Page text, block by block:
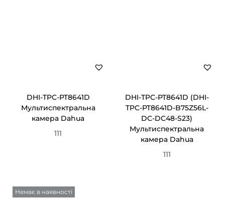
DHI-TPC-PT8641D
Мультиспектральна
камера Dahua
111
DHI-TPC-PT8641D (DHI-
TPC-PT8641D-B75Z56L-
DC-DC48-S23)
Мультиспектральна
камера Dahua
111
Немає в наявності